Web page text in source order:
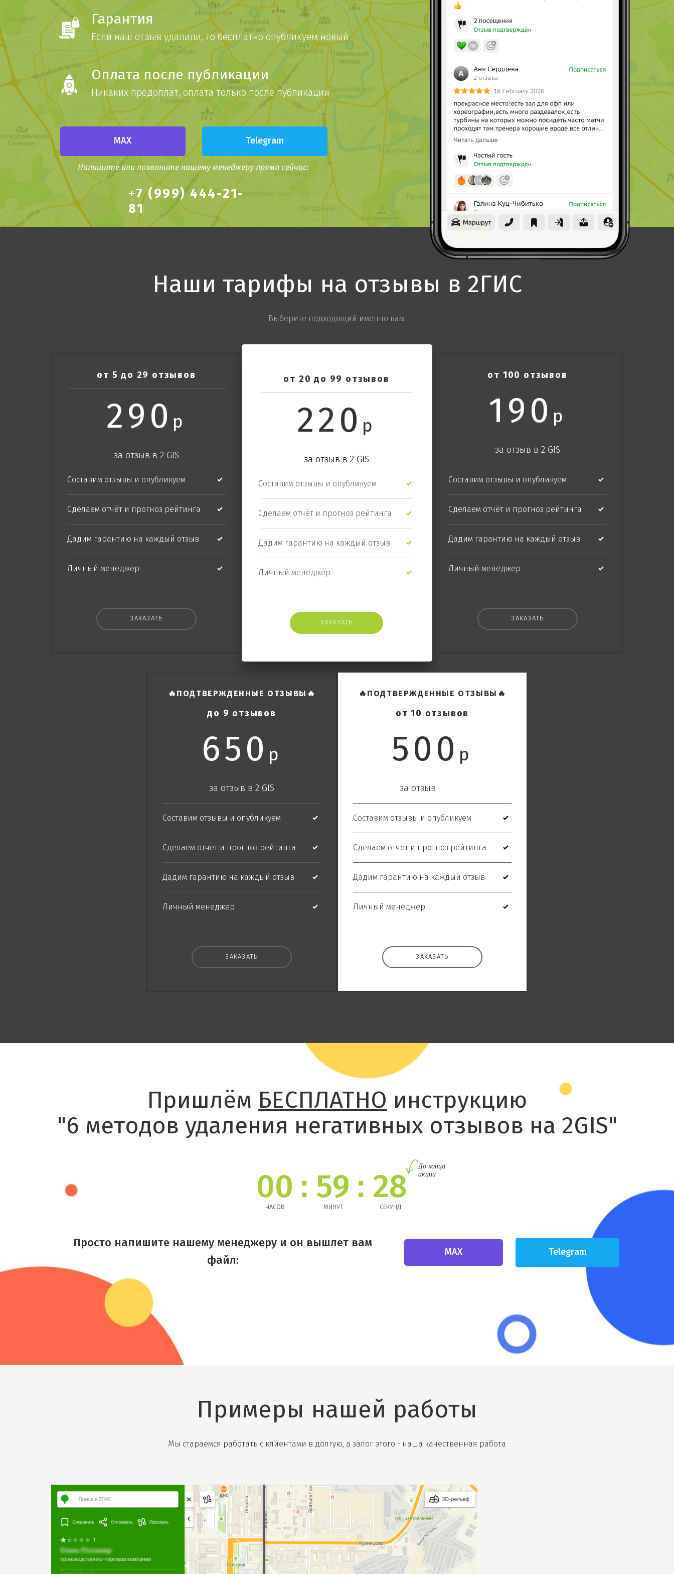
Гарантия
Если наш отзыв удалили, то бесплатно опубликуем новый
Оплата после публикации
Никаких предоплат, оплата только после публикации
MAX Telegram
Напишите или позвоните нашему менеджеру прямо сейчас:
+7 (999) 444-21-
81
Наши тарифы на отзывы в 2ГИС
Выберите подходящий именно вам
от 5 до 29 отзывов
290 р
за отзыв в 2 GIS
Составим отзывы и опубликуем
Сделаем отчёт и прогноз рейтинга
Дадим гарантию на каждый отзыв
Личный менеджер
ЗАКАЗАТЬ
от 20 до 99 отзывов
220 р
за отзыв в 2 GIS
Составим отзывы и опубликуем
Сделаем отчёт и прогноз рейтинга
Дадим гарантию на каждый отзыв
Личный менеджер
ЗАКАЗАТЬ
от 100 отзывов
190 р
за отзыв в 2 GIS
Составим отзывы и опубликуем
Сделаем отчёт и прогноз рейтинга
Дадим гарантию на каждый отзыв
Личный менеджер
ЗАКАЗАТЬ
🔥 ПОДТВЕРЖДЕННЫЕ ОТЗЫВЫ 🔥
до 9 отзывов
650 р
за отзыв в 2 GIS
Составим отзывы и опубликуем
Сделаем отчёт и прогноз рейтинга
Дадим гарантию на каждый отзыв
Личный менеджер
ЗАКАЗАТЬ
🔥 ПОДТВЕРЖДЕННЫЕ ОТЗЫВЫ 🔥
от 10 отзывов
500 р
за отзыв
Составим отзывы и опубликуем
Сделаем отчёт и прогноз рейтинга
Дадим гарантию на каждый отзыв
Личный менеджер
ЗАКАЗАТЬ
Пришлём БЕСПЛАТНО инструкцию
"6 методов удаления негативных отзывов на 2GIS"
До конца
акции
00 :
ЧАСОВ
59 :
МИНУТ
26
СЕКУНД
Просто напишите нашему менеджеру и он вышлет вам
файл:
MAX Telegram
Примеры нашей работы
Мы стараемся работать с клиентами в долгую, а залог этого - наша качественная работа